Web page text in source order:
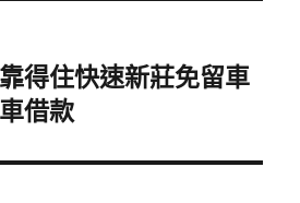
得住快速新莊免留車
借款